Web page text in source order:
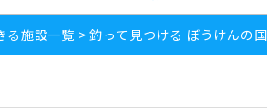
る施設一覧 >釣って見つける ぼうけんの